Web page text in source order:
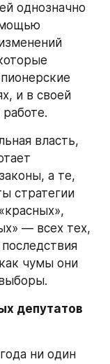
однозначно
и в своей
власть,
а те,
стратегии
— всех тех,
чумы они
депутатов
ни один